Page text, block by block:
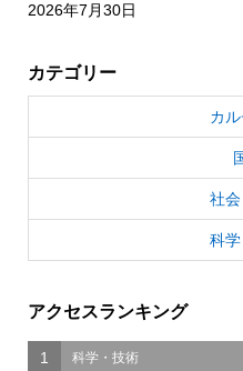
2026年7月30日
カテゴリー
カ
社
科
アクセスランキング
1 科学・技術